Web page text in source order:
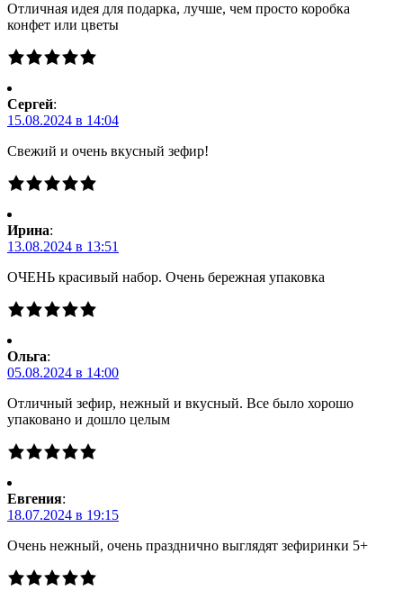
Отличная идея для подарка, лучше, чем просто коробка
конфет или цветы
Сергей:
15.08.2024 в 14:04
Свежий и очень вкусный зефир!
Ирина:
13.08.2024 в 13:51
ОЧЕНЬ красивый набор. Очень бережная упаковка
Ольга:
05.08.2024 в 14:00
Отличный зефир, нежный и вкусный. Все было хорошо
упаковано и дошло целым
Евгения:
18.07.2024 в 19:15
Очень нежный, очень празднично выглядят зефиринки 5+